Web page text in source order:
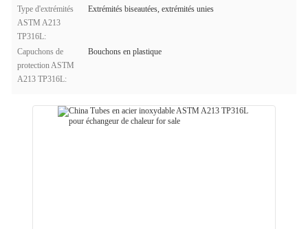
Type d'extrémités
ASTM A213
TP316L:
Extrémités biseautées, extrémités unies
Capuchons de
protection ASTM
A213 TP316L:
Bouchons en plastique